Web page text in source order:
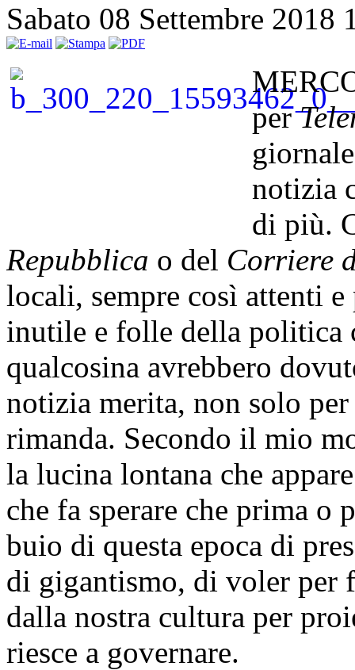
Sabato 08 Settembre 2018
per
notizia
di più.
Repubblica o del Corriere
locali, sempre così attenti
inutile e folle della politica
qualcosina avrebbero
notizia merita, non solo
rimanda. Secondo il mio
la lucina lontana che
che fa sperare che prima
buio di questa epoca di
di gigantismo, di voler per
dalla nostra cultura per
riesce a governare.